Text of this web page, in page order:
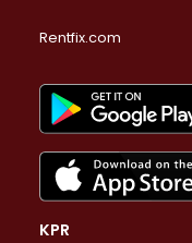
Rentfix.com
KPR